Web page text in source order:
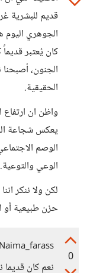
قديم للبشرية
الجوهري
كان يُعتبر
الجنون، أصبحنا
الحقيقية.
واظن ان
يعكس شجاعة
الوصم
الوعي والتوعية.
لكن ولا ننكر
حزن طبيعية أو
0
Naima_farass
نعم كان